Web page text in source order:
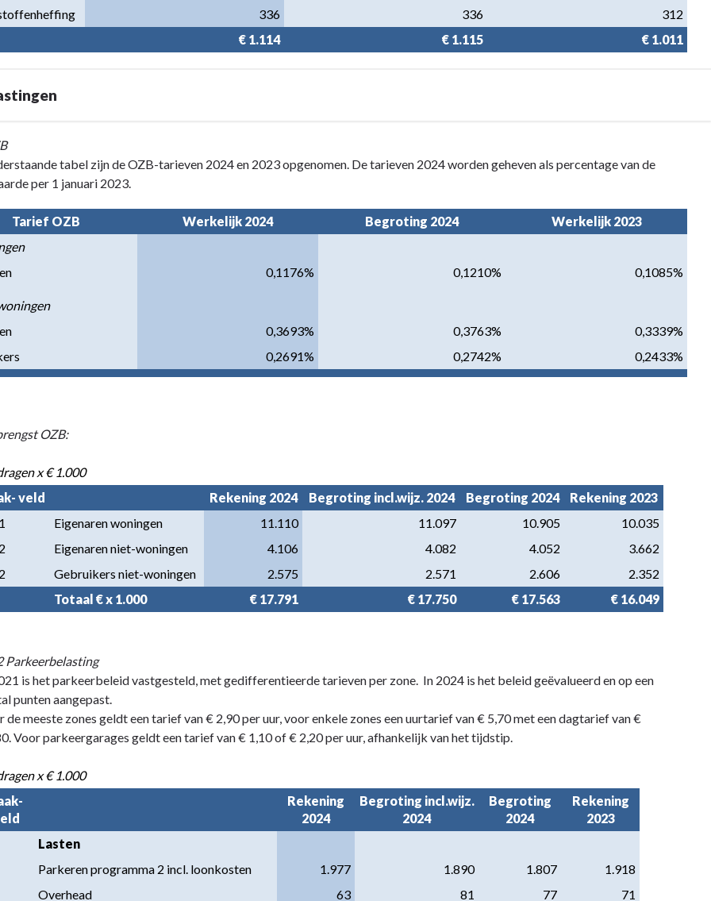
336 336
312
€ 1.114 € 1.115 € 1.011
tabel zijn de OZB-tarieven 2024 en 2023 opgenomen. De tarieven 2024 worden geheven als percentage van de
per 1 januari 2023.
Tarief OZB Werkelijk 2024 Begroting 2024
Werkelijk 2023
0,1176% 0,1210% 0,1085%
0,3693% 0,3763%
0,3339%
0,2691% 0,2742% 0,2433%
OZB:
x € 1.000
veld
Rekening 2024 Begroting incl.wijz. 2024 Begroting 2024
Rekening 2023
Eigenaren woningen 11.110 11.097 10.905
10.035
Eigenaren niet-woningen 4.106 4.082 4.052
3.662
Gebruikers niet-woningen 2.575 2.571 2.606
2.352
Totaal € x 1.000
€ 17.791 € 17.750 € 17.563 € 16.049
Parkeerbelasting
is het parkeerbeleid vastgesteld, met gedifferentieerde tarieven per zone. In 2024 is het beleid geëvalueerd en op een
punten aangepast.
de meeste zones geldt een tarief van € 2,90 per uur, voor enkele zones een uurtarief van € 5,70 met een dagtarief van €
Voor parkeergarages geldt een tarief van € 1,10 of € 2,20 per uur, afhankelijk van het tijdstip.
x € 1.000
Rekening
2024
Begroting incl.wijz.
2024
Begroting
2024
Rekening
2023
Lasten
Parkeren programma 2 incl. loonkosten 1.977 1.890 1.807
1.918
Overhead 63 81 77 71